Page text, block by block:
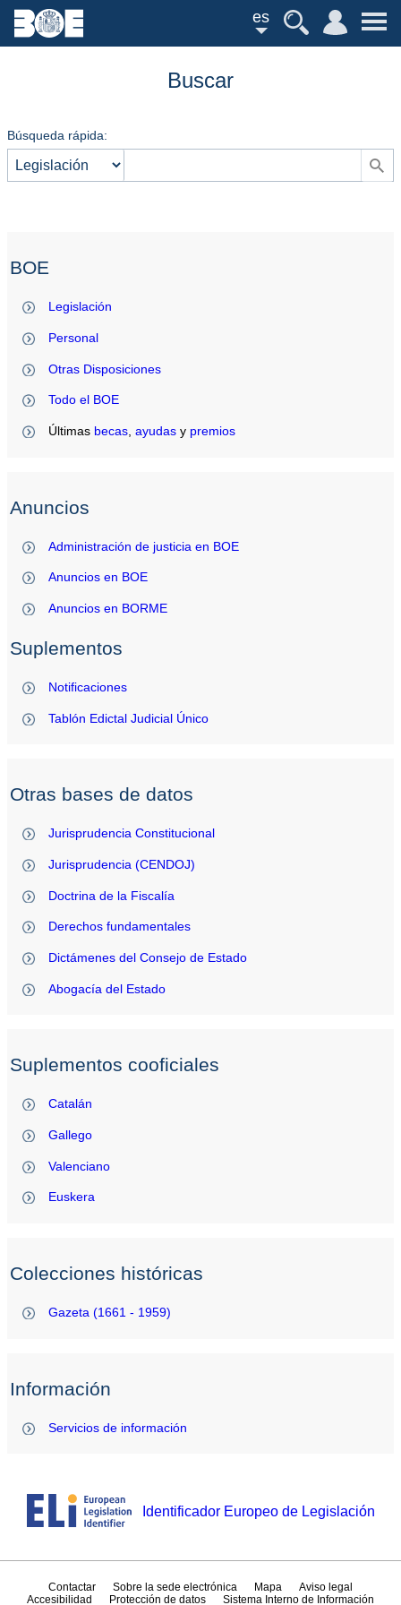
es
Buscar
Búsqueda rápida:
BOE
Legislación
Personal
Otras Disposiciones
Todo el BOE
Últimas becas ,ayudas y premios
Anuncios
Administración de justicia en BOE
Anuncios en BOE
Anuncios en BORME
Suplementos
Notificaciones
Tablón Edictal Judicial Único
Otras bases de datos
Jurisprudencia Constitucional
Jurisprudencia (CENDOJ)
Doctrina de la Fiscalía
Derechos fundamentales
Dictámenes del Consejo de Estado
Abogacía del Estado
Suplementos cooficiales
Catalán
Gallego
Valenciano
Euskera
Colecciones históricas
Gazeta (1661 - 1959)
Información
Servicios de información
Identificador Europeo de Legislación
Contactar Sobre la sede electrónica Mapa
Aviso legal
Accesibilidad
Protección de datos Sistema Interno de Información